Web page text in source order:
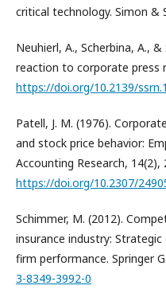
critical technology. Simon &
Neuhierl, A., Scherbina, A.,
reaction to corporate press
https://doi.org/10.2139/
Patell, J. M. (1976).
and stock price behavior:
Accounting Research, 14(2),
https://doi.org/10.2307/
Schimmer, M. (2012).
insurance industry:
firm performance. Springer
3-8349-3992-0